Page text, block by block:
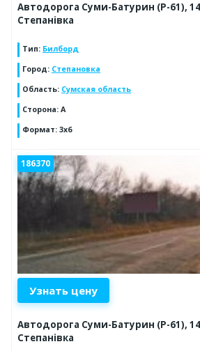
Автодорога Суми-Батурин (Р-61),
Степанівка
Тип: Билборд
Город: Степановка
Область: Сумская область
Сторона: А
Формат: 3х6
186370
Узнать цену
Автодорога Суми-Батурин (Р-61),
Степанівка